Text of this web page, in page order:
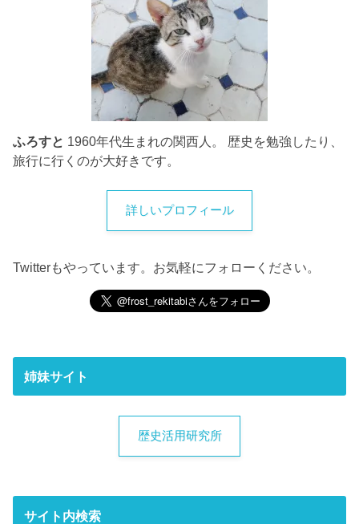
ふろすと 1960年代生まれの関西人。 歴史を勉強したり、
旅行に行くのが大好きです。
詳しいプロフィール
Twitterもやっています。お気軽にフォローください。
姉妹サイト
歴史活用研究所
サイト内検索